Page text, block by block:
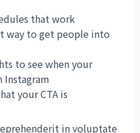
that work
way to get people into
to see when your
Instagram
your CTA is
in voluptate